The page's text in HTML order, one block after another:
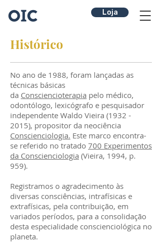
Loja
Histórico
No ano de 1988, foram lançadas as
técnicas básicas
da Consciencioterapia pelo médico,
odontólogo, lexicógrafo e pesquisador
independente Waldo Vieira (1932 -
2015), propositor da neociência
Conscienciologia. Este marco encontra-
se referido no tratado 700 Experimentos
da Conscienciologia (Vieira, 1994, p.
959).
Registramos o agradecimento às
diversas consciências, intrafísicas e
extrafísicas, pela contribuição, em
variados períodos, para a consolidação
desta especialidade conscienciológica no
planeta.